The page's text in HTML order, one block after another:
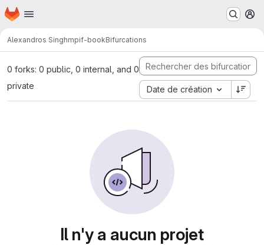
Passer au contenu principal
Page d'accueil
Alexandros Singhmpif-bookBifurcations
0 forks: 0 public, 0 internal, and 0
private
Date de création
Il n'y a aucun projet